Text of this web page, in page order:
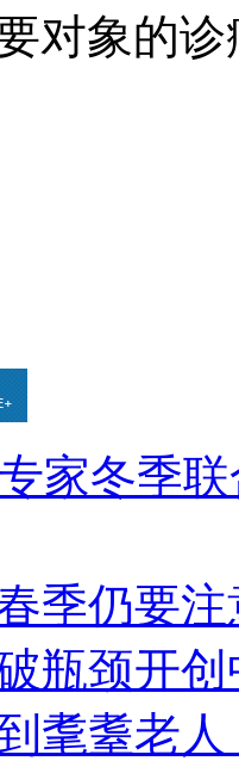
对象的
家冬季
季仍要
瓶颈开
耄耋老